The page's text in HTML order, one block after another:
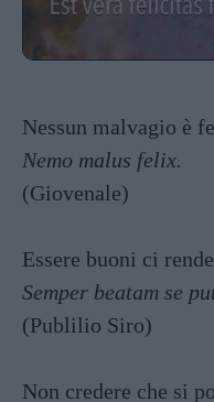
Nessun malvagio è
Nemo malus felix.
(Giovenale)
Essere buoni ci
Semper beatam se
(Publilio Siro)
Non credere che si